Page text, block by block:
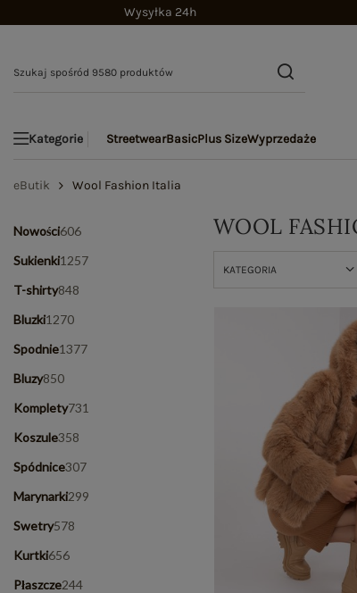
Wysyłka 24h
Kategorie StreetwearBasicPlus SizeWyprzedaże
eButik Wool Fashion Italia
Nowości606
Sukienki1257
T-shirty848
Bluzki1270
Spodnie1377
Bluzy850
Komplety731
Koszule358
Spódnice307
Marynarki299
Swetry578
Kurtki656
Płaszcze244
WOOL
KATEGORIA